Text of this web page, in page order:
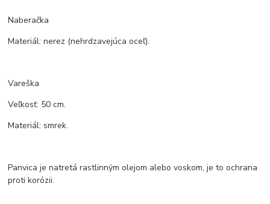
Naberačka
Materiál: nerez (nehrdzavejúca oceľ).
Vareška
Veľkosť: 50 cm.
Materiál: smrek.
Panvica je natretá rastlinným olejom alebo voskom, je to ochrana
proti korózii.